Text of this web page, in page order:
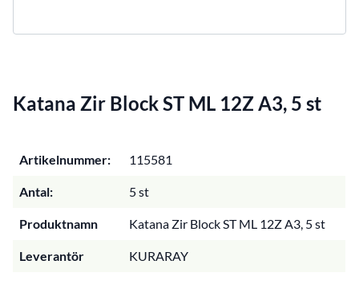
Katana Zir Block ST ML 12Z A3, 5 st
Artikelnummer: 115581
Antal: 5 st
Produktnamn Katana Zir Block ST ML 12Z A3, 5 st
Leverantör KURARAY